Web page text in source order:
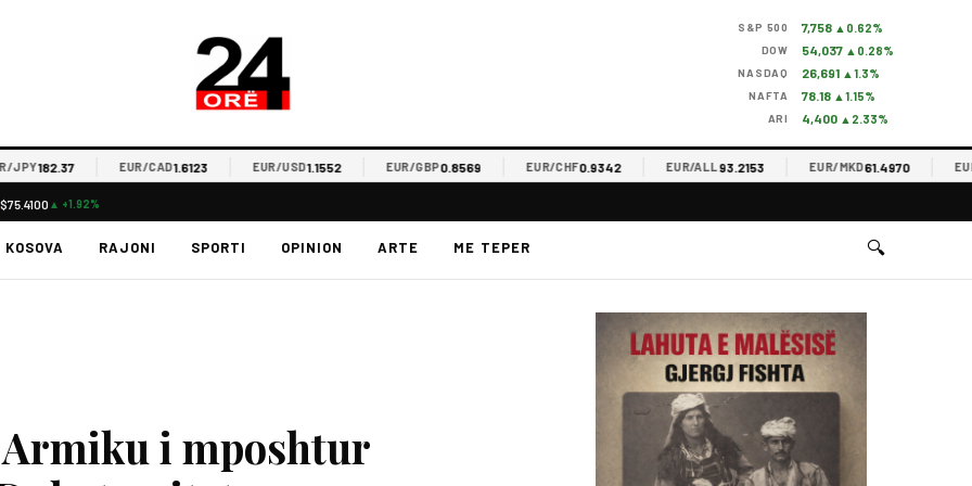
S&P 500 7,758 ▲0.62%
DOW 54,037 ▲0.28%
NASDAQ 26,691 ▲1.3%
NAFTA 78.18 ▲1.15%
ARI 4,400 ▲2.33%
182.37 EUR/CAD1.6123 EUR/USD1.1552 EUR/GBP0.8569 EUR/CHF0.9342 EUR/ALL93.2153 EUR/MKD61.4970 EUR/
$75.4100 ▲ +1.92%
KOSOVA RAJONI SPORTI OPINION ARTE ME TEPER 🔍
i mposhtur